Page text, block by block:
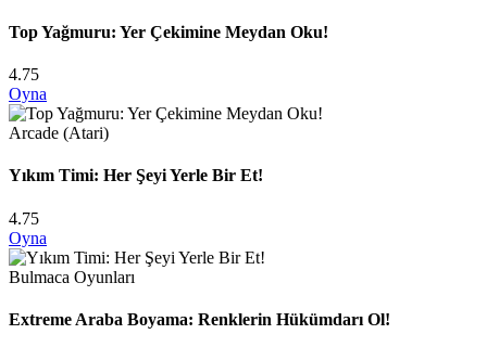
Top Yağmuru: Yer Çekimine Meydan Oku!
4.75
Oyna
Arcade (Atari)
Yıkım Timi: Her Şeyi Yerle Bir Et!
4.75
Oyna
Bulmaca Oyunları
Extreme Araba Boyama: Renklerin Hükümdarı Ol!